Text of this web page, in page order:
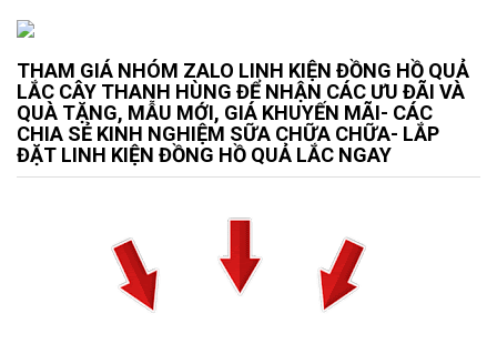
THAM GIÁ NHÓM ZALO LINH KIỆN ĐỒNG HỒ QUẢ
LẮC CÂY THANH HÙNG ĐỂ NHẬN CÁC ƯU ĐÃI VÀ
QUÀ TẶNG, MẪU MỚI, GIÁ KHUYẾN MÃI- CÁC
CHIA SẺ KINH NGHIỆM SỮA CHỮA CHỮA- LẮP
ĐẶT LINH KIỆN ĐỒNG HỒ QUẢ LẮC NGAY